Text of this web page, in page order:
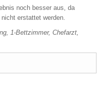
noch besser aus, da
erstattet werden.
1-Bettzimmer, Chefarzt,